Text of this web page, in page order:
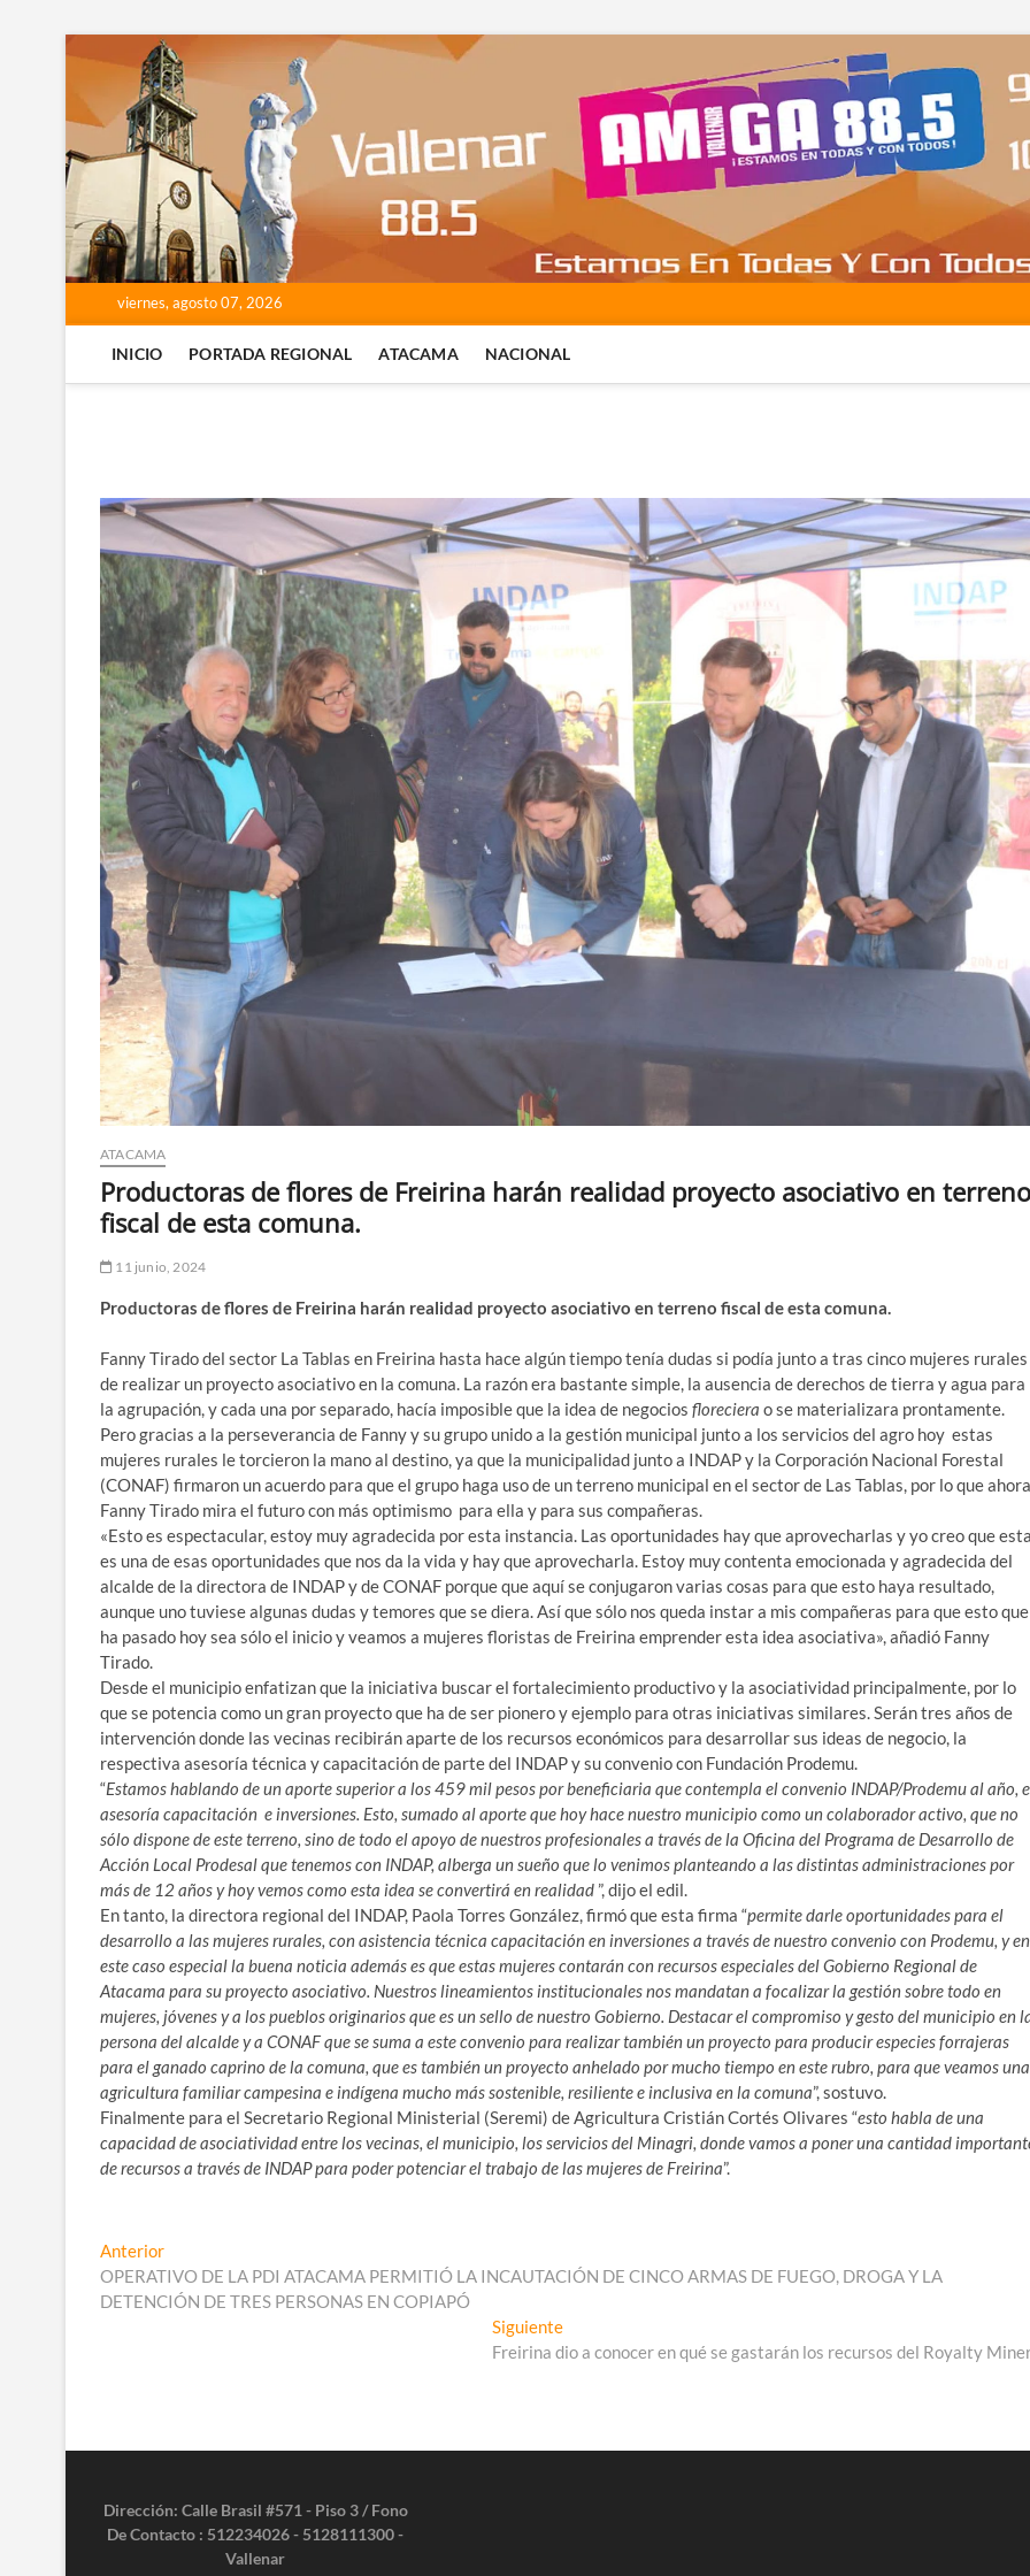
contenido
viernes, agosto 07, 2026
INICIO PORTADA REGIONAL ATACAMA NACIONAL
ATACAMA
Productoras de flores de Freirina harán realidad proyecto asociativo en terreno
fiscal de esta comuna.
11 junio, 2024
Productoras de flores de Freirina harán realidad proyecto asociativo en terreno fiscal de esta comuna.
Fanny Tirado del sector La Tablas en Freirina hasta hace algún tiempo tenía dudas si podía junto a tras cinco mujeres rurales
de realizar un proyecto asociativo en la comuna. La razón era bastante simple, la ausencia de derechos de tierra y agua para
la agrupación, y cada una por separado, hacía imposible que la idea de negocios floreciera o se materializara prontamente.
Pero gracias a la perseverancia de Fanny y su grupo unido a la gestión municipal junto a los servicios del agro hoy estas
mujeres rurales le torcieron la mano al destino, ya que la municipalidad junto a INDAP y la Corporación Nacional Forestal
(CONAF) firmaron un acuerdo para que el grupo haga uso de un terreno municipal en el sector de Las Tablas, por lo que ahora
Fanny Tirado mira el futuro con más optimismo para ella y para sus compañeras.
«Esto es espectacular, estoy muy agradecida por esta instancia. Las oportunidades hay que aprovecharlas y yo creo que
es una de esas oportunidades que nos da la vida y hay que aprovecharla. Estoy muy contenta emocionada y agradecida del
alcalde de la directora de INDAP y de CONAF porque que aquí se conjugaron varias cosas para que esto haya resultado,
aunque uno tuviese algunas dudas y temores que se diera. Así que sólo nos queda instar a mis compañeras para que esto que
ha pasado hoy sea sólo el inicio y veamos a mujeres floristas de Freirina emprender esta idea asociativa», añadió Fanny
Tirado.
Desde el municipio enfatizan que la iniciativa buscar el fortalecimiento productivo y la asociatividad principalmente, por lo
que se potencia como un gran proyecto que ha de ser pionero y ejemplo para otras iniciativas similares. Serán tres años de
intervención donde las vecinas recibirán aparte de los recursos económicos para desarrollar sus ideas de negocio, la
respectiva asesoría técnica y capacitación de parte del INDAP y su convenio con Fundación Prodemu.
“Estamos hablando de un aporte superior a los 459 mil pesos por beneficiaria que contempla el convenio INDAP/Prodemu al año,
asesoría capacitación e inversiones. Esto, sumado al aporte que hoy hace nuestro municipio como un colaborador activo, que no
sólo dispone de este terreno, sino de todo el apoyo de nuestros profesionales a través de la Oficina del Programa de Desarrollo de
Acción Local Prodesal que tenemos con INDAP, alberga un sueño que lo venimos planteando a las distintas administraciones por
más de 12 años y hoy vemos como esta idea se convertirá en realidad ”, dijo el edil.
En tanto, la directora regional del INDAP, Paola Torres González, firmó que esta firma “permite darle oportunidades para el
desarrollo a las mujeres rurales, con asistencia técnica capacitación en inversiones a través de nuestro convenio con Prodemu, y en
este caso especial la buena noticia además es que estas mujeres contarán con recursos especiales del Gobierno Regional de
Atacama para su proyecto asociativo. Nuestros lineamientos institucionales nos mandatan a focalizar la gestión sobre todo en
mujeres, jóvenes y a los pueblos originarios que es un sello de nuestro Gobierno. Destacar el compromiso y gesto del municipio en
persona del alcalde y a CONAF que se suma a este convenio para realizar también un proyecto para producir especies forrajeras
para el ganado caprino de la comuna, que es también un proyecto anhelado por mucho tiempo en este rubro, para que veamos una
agricultura familiar campesina e indígena mucho más sostenible, resiliente e inclusiva en la comuna”, sostuvo.
Finalmente para el Secretario Regional Ministerial (Seremi) de Agricultura Cristián Cortés Olivares “esto habla de una
capacidad de asociatividad entre los vecinas, el municipio, los servicios del Minagri, donde vamos a poner una cantidad
de recursos a través de INDAP para poder potenciar el trabajo de las mujeres de Freirina”.
Navegación
de
AnteriorEntrada
anterior:
OPERATIVO DE LA PDI ATACAMA PERMITIÓ LA INCAUTACIÓN DE CINCO ARMAS DE FUEGO, DROGA Y LA
DETENCIÓN DE TRES PERSONAS EN COPIAPÓ
SiguienteEntrada
siguiente:
Freirina dio a conocer en qué se gastarán los recursos del Royalty
Dirección: Calle Brasil #571 - Piso 3 / Fono
De Contacto : 512234026 - 5128111300 -
Vallenar